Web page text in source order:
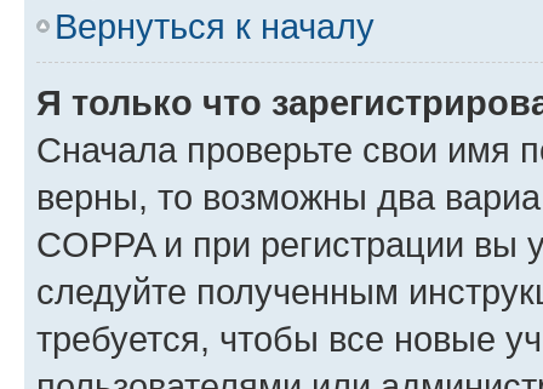
Вернуться к началу
Я только что
Сначала проверьте свои имя
верны, то возможны два
COPPA и при регистрации вы
следуйте полученным
требуется, чтобы все новые